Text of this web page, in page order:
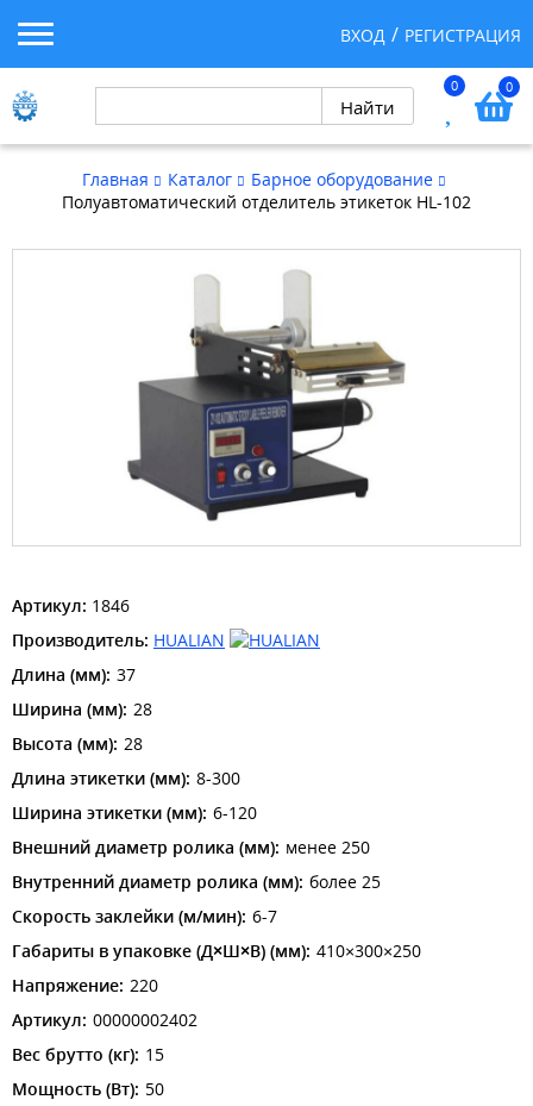
ВХОД РЕГИСТРАЦИЯ
0 0
Главная Каталог
Барное оборудование
Полуавтоматический отделитель этикеток HL-102
Артикул: 1846
Производитель: HUALIAN
Длина (мм): 37
Ширина (мм): 28
Высота (мм): 28
Длина этикетки (мм): 8-300
Ширина этикетки (мм): 6-120
Внешний диаметр ролика (мм): менее 250
Внутренний диаметр ролика (мм): более 25
Скорость заклейки (м/мин): 6-7
Габариты в упаковке (Д×Ш×В) (мм): 410×300×250
Напряжение: 220
Артикул: 00000002402
Вес брутто (кг): 15
Мощность (Вт): 50